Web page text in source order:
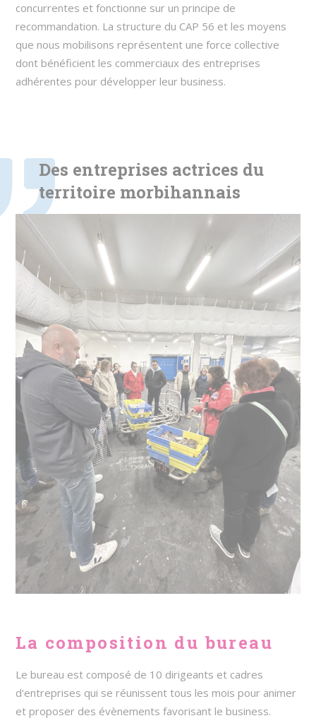
concurrentes et fonctionne sur un principe de
recommandation. La structure du CAP 56 et les moyens
que nous mobilisons représentent une force collective
dont bénéficient les commerciaux des entreprises
adhérentes pour développer leur business.
Des entreprises actrices du
territoire morbihannais
La composition du bureau
Le bureau est composé de 10 dirigeants et cadres
d'entreprises qui se réunissent tous les mois pour animer
et proposer des évènements favorisant le business.